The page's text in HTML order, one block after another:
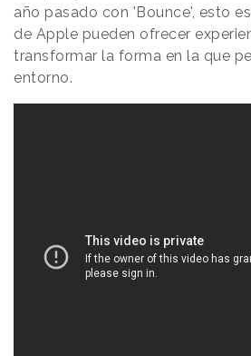
año pasado con 'Bounce', esto
de Apple pueden ofrecer
transformar la forma en la que
entorno.